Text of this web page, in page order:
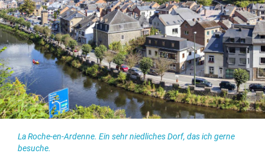
La Roche-en-Ardenne. Ein sehr niedliches Dorf, das ich gerne
besuche.